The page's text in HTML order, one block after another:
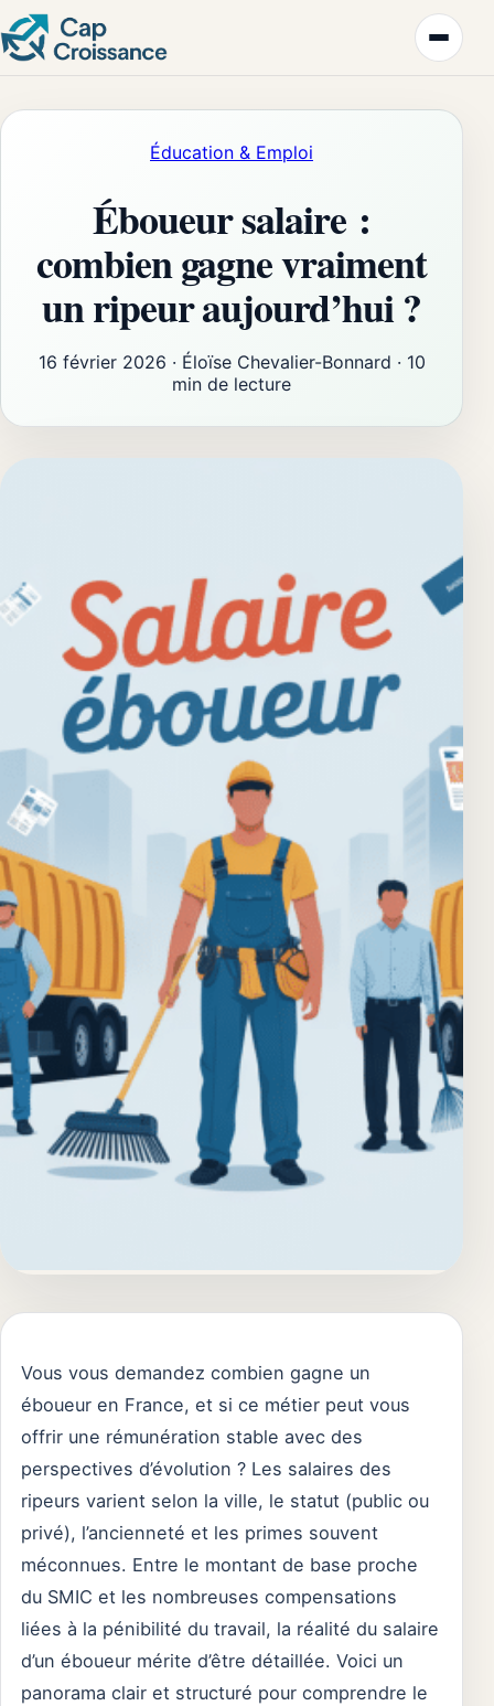
Éducation & Emploi
Éboueur salaire :
combien gagne vraiment
un ripeur aujourd’hui ?
16 février 2026 · Éloïse Chevalier-Bonnard · 10
min de lecture
Vous vous demandez combien gagne un
éboueur en France, et si ce métier peut vous
offrir une rémunération stable avec des
perspectives d’évolution ? Les salaires des
ripeurs varient selon la ville, le statut (public ou
privé), l’ancienneté et les primes souvent
méconnues. Entre le montant de base proche
du SMIC et les nombreuses compensations
liées à la pénibilité du travail, la réalité du salaire
d’un éboueur mérite d’être détaillée. Voici un
panorama clair et structuré pour comprendre le